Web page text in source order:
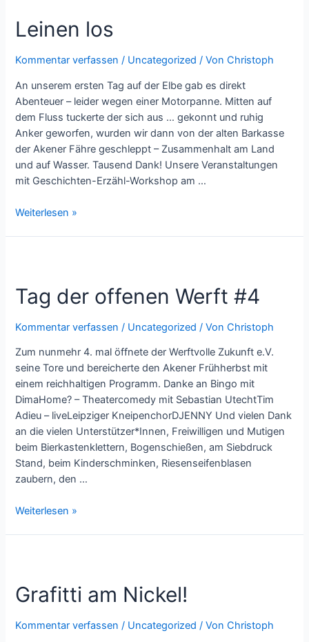
Leinen los
Kommentar verfassen / Uncategorized / VonChristoph
An unserem ersten Tag auf der Elbe gab es direkt
Abenteuer – leider wegen einer Motorpanne. Mitten auf
dem Fluss tuckerte der sich aus … gekonnt und ruhig
Anker geworfen, wurden wir dann von der alten Barkasse
der Akener Fähre geschleppt – Zusammenhalt am Land
und auf Wasser. Tausend Dank! Unsere Veranstaltungen
mit Geschichten-Erzähl-Workshop am …
Leinen
Weiterlesen »
Tag der offenen Werft #4
Kommentar verfassen / Uncategorized / VonChristoph
Zum nunmehr 4. mal öffnete der Werftvolle Zukunft e.V.
seine Tore und bereicherte den Akener Frühherbst mit
einem reichhaltigen Programm. Danke an Bingo mit
DimaHome? – Theatercomedy mit Sebastian UtechtTim
Adieu – liveLeipziger KneipenchorDJENNY Und vielen Dank
an die vielen Unterstützer*Innen, Freiwilligen und Mutigen
beim Bierkastenklettern, Bogenschießen, am Siebdruck
Stand, beim Kinderschminken, Riesenseifenblasen
zaubern, den …
Tag
Weiterlesen »
Grafitti am Nickel!
Kommentar verfassen / Uncategorized / VonChristoph